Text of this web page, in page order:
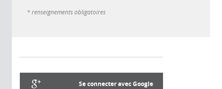
* renseignements obligatoires
Se connecter avec Google